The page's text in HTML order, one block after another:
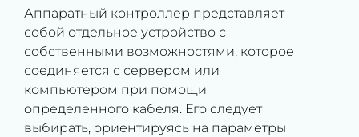
Аппаратный контроллер представляет
собой отдельное устройство с
собственными возможностями, которое
соединяется с сервером или
компьютером при помощи
определенного кабеля. Его следует
выбирать, ориентируясь на параметры